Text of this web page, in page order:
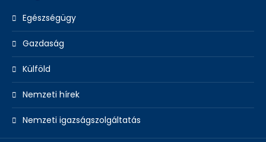
Egészségügy
Gazdaság
Külföld
Nemzeti hírek
Nemzeti igazságszolgáltatás